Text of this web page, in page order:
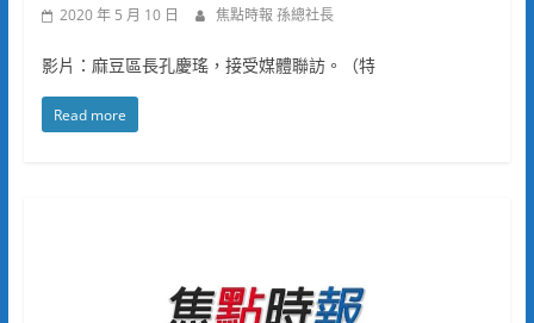
2020 年 5 月 10 日 焦點時報 孫總社長
影片：麻豆區長孔慶瑤，接受媒體聯訪。（特
Read more